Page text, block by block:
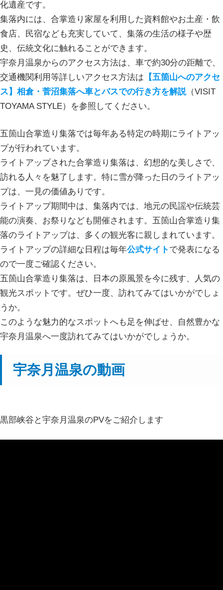
化遺産です。
集落内には、合掌造り家屋を利用した資料館やお土産・飲
食店、民宿なども充実していて、集落の生活の様子や歴
史、伝統文化に触れることができます。
宇奈月温泉からのアクセス方法は、車で約30分の距離で、
交通機関利用等詳しいアクセス方法は 【五箇山へのアクセ
ス】相倉・菅沼集落へ車とバスでの行き方を解説（VISIT
TOYAMA STYLE）を参照してください。
五箇山合掌造り集落では毎年ある特定の時期にライトアッ
プが行われています。
ライトアップされた合掌造り集落は、幻想的な美しさで、
訪れる人々を魅了します。特に雪が降った日のライトアッ
プは、一見の価値ありです。
ライトアップ期間中は、集落内では、地元の民謡や伝統芸
能の演奏、お祭りなども開催されます。五箇山合掌造り集
落のライトアップは、多くの観光客に親しまれています。
ライトアップの詳細な日程は毎年公式サイト で発表になる
ので一度ご確認ください。
五箇山合掌造り集落は、日本の原風景を今に残す、人気の
観光スポットです。ぜひ一度、訪れてみてはいかがでしょ
うか。
このような魅力的なスポットへも足を伸ばせ、自然豊かな
宇奈月温泉へ一度訪れてみてはいかがでしょうか。
宇奈月温泉の動画
黒部峡谷と宇奈月温泉のPVをご紹介します